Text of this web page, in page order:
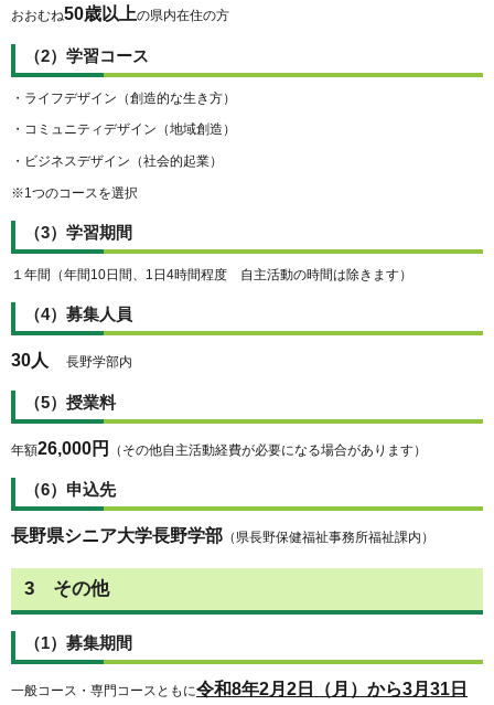
おおむね50歳以上の県内在住の方
（2）学習コース
・ライフデザイン（創造的な生き方）
・コミュニティデザイン（地域創造）
・ビジネスデザイン（社会的起業）
※1つのコースを選択
（3）学習期間
１年間（年間10日間、1日4時間程度 自主活動の時間は除きます）
（4）募集人員
30人 長野学部内
（5）授業料
年額26,000円 （その他自主活動経費が必要になる場合があります）
（6）申込先
長野県シニア大学長野学部 （県長野保健福祉事務所福祉課内）
3 その他
（1）募集期間
一般コース・専門コースともに令和8年2月2日（月）から3月31日